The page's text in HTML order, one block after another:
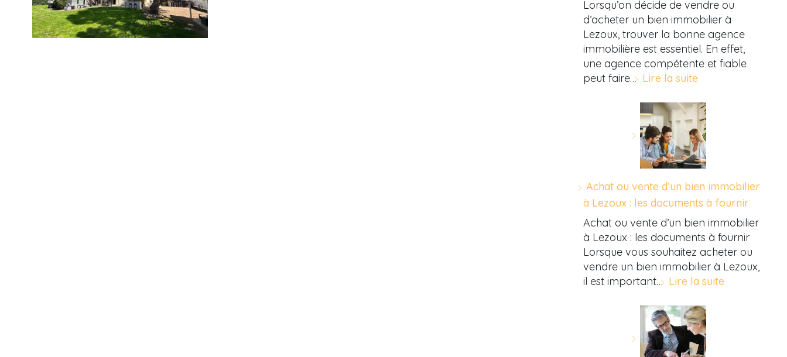
Lorsqu’on décide de vendre ou
d’acheter un bien immobilier à
Lezoux, trouver la bonne agence
immobilière est essentiel. En effet,
une agence compétente et fiable
peut faire… Lire la suite
Achat ou vente d’un bien immobilier
à Lezoux : les documents à fournir
Achat ou vente d’un bien immobilier
à Lezoux : les documents à fournir
Lorsque vous souhaitez acheter ou
vendre un bien immobilier à Lezoux,
il est important… Lire la suite